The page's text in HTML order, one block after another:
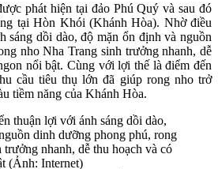
phát hiện tại đảo Phú Quý và sau đó
tại Hòn Khói (Khánh Hòa). Nhờ điều
sáng dồi dào, độ mặn ổn định và nguồn
nho Nha Trang sinh trưởng nhanh, dễ
nổi bật. Cùng với lợi thế là điểm đến
cầu tiêu thụ lớn đã giúp rong nho trở
tiềm năng của Khánh Hòa.